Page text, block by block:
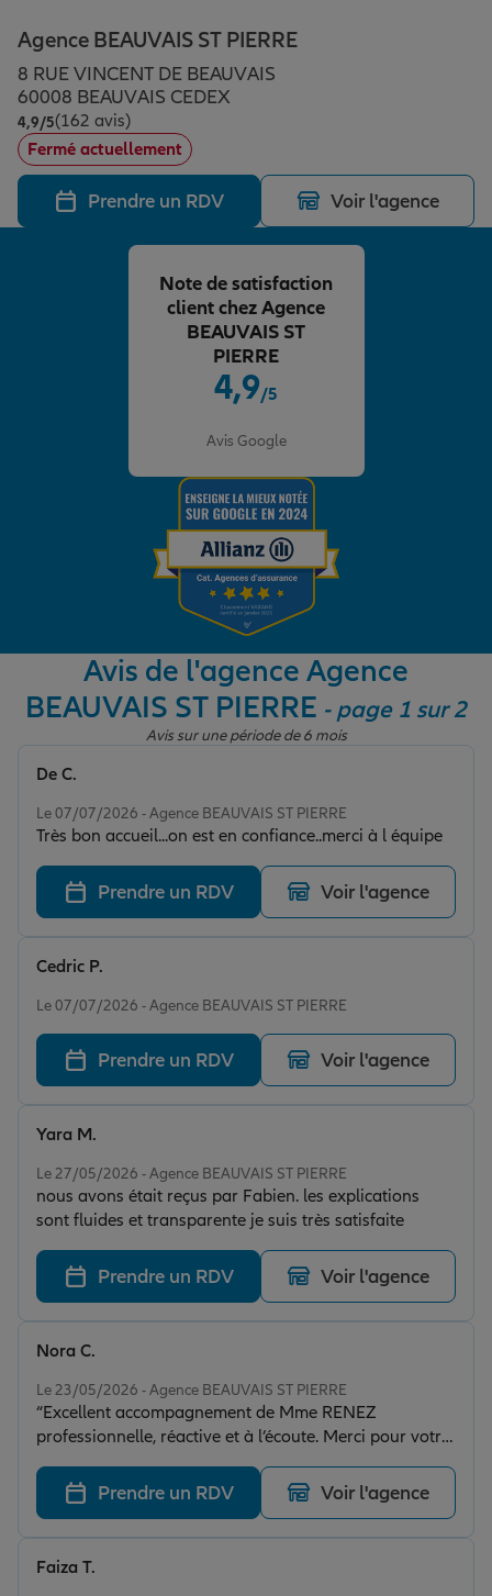
Assurance animal de compagnie
Protection juridique
Plan épargne retraite
Assurance vie
Placements financiers
Investissements immobiliers
Vos projets
Partir en vacances
Déménager
Changer de voiture
Préparer l’avenir
Conseil assurance
Garantie des accidents de la vie
Protection juridique
Retraite
Tous nos devis d'assurance
Agence BEAUVAIS ST PIERRE
8 RUE VINCENT DE BEAUVAIS
60008 BEAUVAIS CEDEX
4,9/5Note de 4.9 sur 5
(162 avis)
Fermé actuellement
Prendre un RDV Voir l'agence
4,9/5
Avis Google
Note de satisfaction
client chez Agence
BEAUVAIS ST
PIERRE
Avis de l'agence Agence
BEAUVAIS ST PIERRE - page 1 sur 2
Avis sur une période de 6 mois
Le 07/07/2026 - Agence BEAUVAIS ST PIERRE
Très bon accueil...on est en confiance..merci à l équipe
De C.
Prendre un RDV Voir l'agence
Le 07/07/2026 - Agence BEAUVAIS ST PIERRE
Cedric P.
Prendre un RDV Voir l'agence
Le 27/05/2026 - Agence BEAUVAIS ST PIERRE
nous avons était reçus par Fabien. les explications
sont fluides et transparente je suis très satisfaite
Yara M.
Prendre un RDV Voir l'agence
Le 23/05/2026 - Agence BEAUVAIS ST PIERRE
“Excellent accompagnement de Mme RENEZ
professionnelle, réactive et à l’écoute. Merci pour votre
sérieux et votre disponibilité. Je recommande !
Nora C.
Prendre un RDV Voir l'agence
Faiza T.